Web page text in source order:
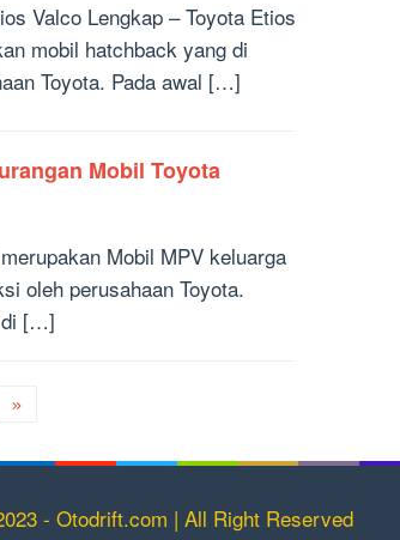
Valco Lengkap – Toyota Etios
mobil hatchback yang di
Toyota. Pada awal […]
Mobil Toyota
Mobil MPV keluarga
oleh perusahaan Toyota.
di […]
- Otodrift.com | All Right Reserved